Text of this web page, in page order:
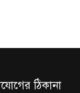
ঠিকানা